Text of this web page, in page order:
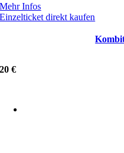
Mehr Infos
Einzelticket direkt kaufen
20 €